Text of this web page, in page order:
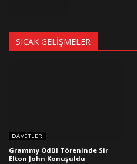
SICAK GELIŞMELER
DAVETLER
Grammy Ödül Töreninde Sir
Elton John Konuşuldu